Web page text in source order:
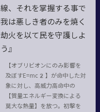
線、それを掌握する事で
我は悪しき者のみを焼く
劫火を以て民を守護しよ
う』
【オブリビオンにのみ影響を
及ぼすE=mc2】が命中した対
象に対し、高威力高命中の
【質量エネルギー変換による
莫大な熱量】を放つ。初撃を